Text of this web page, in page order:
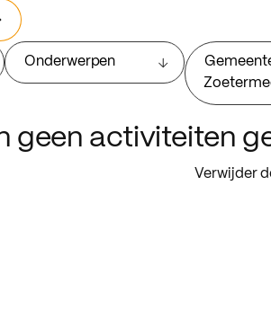
Onderwerpen
geen activiteiten
Verwijder